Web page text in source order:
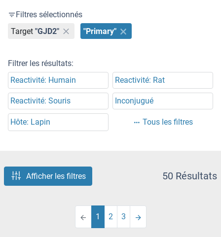
Filtres sélectionnés
Target "GJD2" "Primary"
Filtrer les résultats:
Reactivité: Humain
Reactivité: Rat
Reactivité: Souris Inconjugué
Hôte: Lapin Tous les filtres
Afficher les filtres 50 Résultats
1 2 3